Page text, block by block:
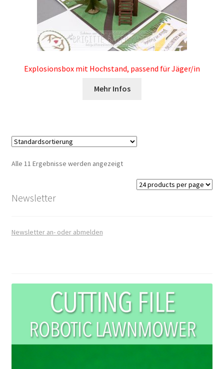
Explosionsbox mit Hochstand, passend für Jäger/in
Mehr Infos
Alle 11 Ergebnisse werden angezeigt
Newsletter
Newsletter an- oder abmelden